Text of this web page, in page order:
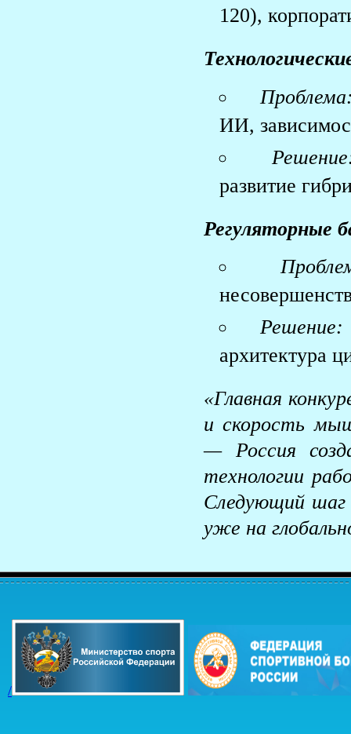
120),
ИИ,
развитие
Регуляторные
Решение:
архитектура
«Главная
и скорость
— Россия
технологии
Следующий
уже на
/